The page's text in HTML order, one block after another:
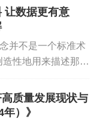
泄露事件的频发，
据安全产品的市场需
步和应用的深化，数
护能力。通过引入人
需求的多样化，电
卷化的困境。面对
让数据更有意
并不是一个标准术
性地用来描述那些
务和技术。就像烹饪
物的味道一
高质量发展现状与
）》